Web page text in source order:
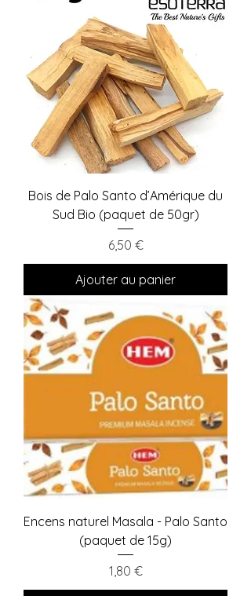
Bois de Palo Santo d’Amérique du
Sud Bio (paquet de 50gr)
Prix
6,50 €
Ajouter au panier
Encens naturel Masala - Palo Santo
(paquet de 15g)
Prix
1,80 €